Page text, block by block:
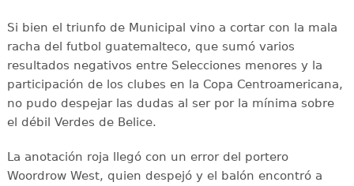
Si bien el triunfo de Municipal vino a cortar con la mala
racha del futbol guatemalteco, que sumó varios
resultados negativos entre Selecciones menores y la
participación de los clubes en la Copa Centroamericana,
no pudo despejar las dudas al ser por la mínima sobre
el débil Verdes de Belice.
La anotación roja llegó con un error del portero
Woordrow West, quien despejó y el balón encontró a